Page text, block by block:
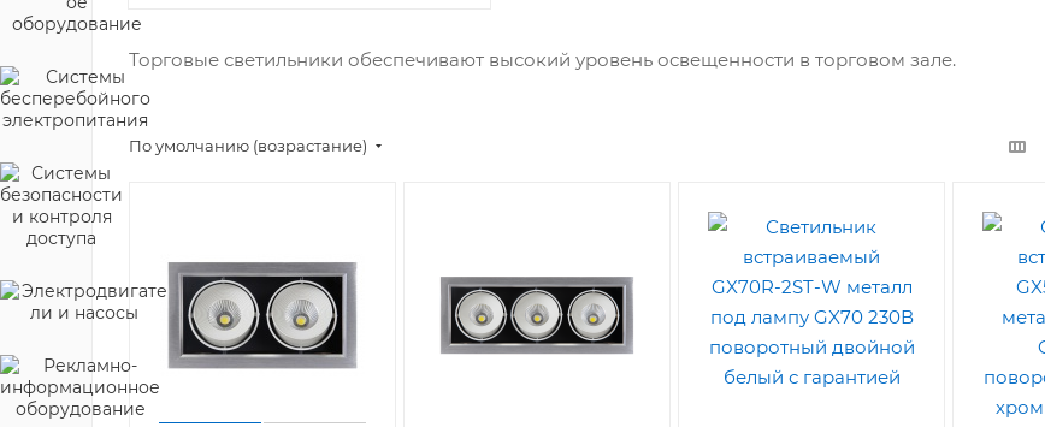
Торговые светильники обеспечивают высокий уровень освещенности в торговом зале.
По умолчанию (возрастание)